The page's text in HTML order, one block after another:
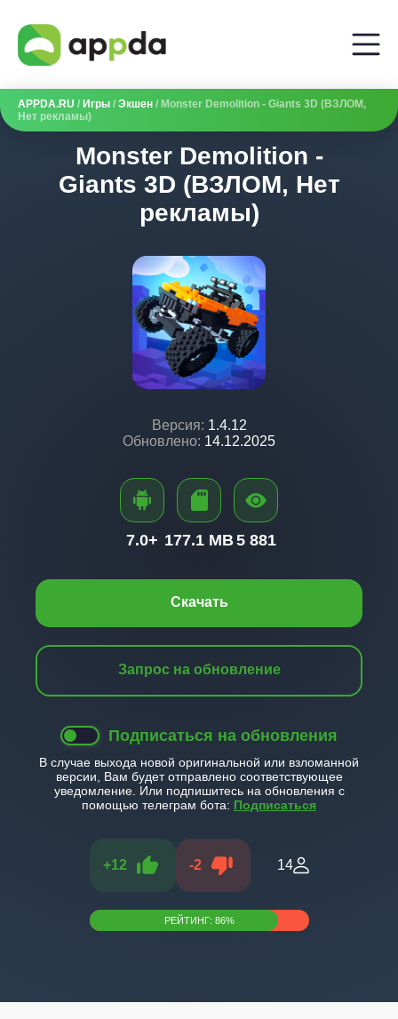
APPDA.RU / Игры / Экшен / Monster Demolition - Giants 3D (ВЗЛОМ,
Нет рекламы)
Monster Demolition -
Giants 3D (ВЗЛОМ, Нет
рекламы)
Версия: 1.4.12
Обновлено: 14.12.2025
Скачать
Запрос на обновление
Подписаться на обновления
В случае выхода новой оригинальной или взломанной
версии, Вам будет отправлено соответствующее
уведомление. Или подпишитесь на обновления с
помощью телеграм бота: Подписаться
+12 -2 14
РЕЙТИНГ: 86%
7.0+ 177.1 MB5 881